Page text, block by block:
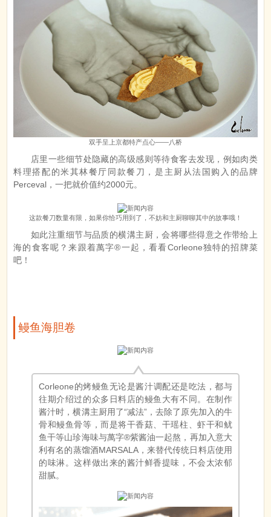
双手呈上京都特产点心——八桥
店里一些细节处隐藏的高级感则等待食客去发现，例如肉类
料理搭配的米其林餐厅同款餐刀，是主厨从法国购入的品牌
Perceval，一把就价值约2000元。
这款餐刀数量有限，如果你恰巧用到了，不妨和主厨聊聊其中的故事哦！
如此注重细节与品质的横溝主厨，会将哪些得意之作带给上
海的食客呢？来跟着萬字®一起，看看Corleone独特的招牌菜
吧！
鳗鱼海胆卷
Corleone的烤鳗鱼无论是酱汁调配还是吃法，都与
往期介绍过的众多日料店的鳗鱼大有不同。在制作
酱汁时，横溝主厨用了“减法”，去除了原先加入的牛
骨和鳗鱼骨等，而是将干香菇、干瑶柱、虾干和鱿
鱼干等山珍海味与萬字®紫酱油一起熬，再加入意大
利有名的蒸馏酒MARSALA，来替代传统日料店使用
的味淋。这样做出来的酱汁鲜香提味，不会太浓郁
甜腻。